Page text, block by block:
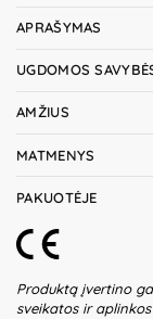
APRAŠYMAS
UGDOMOS
AMŽIUS
MATMENYS
PAKUOTĖJE
Produktą įvertino
sveikatos ir